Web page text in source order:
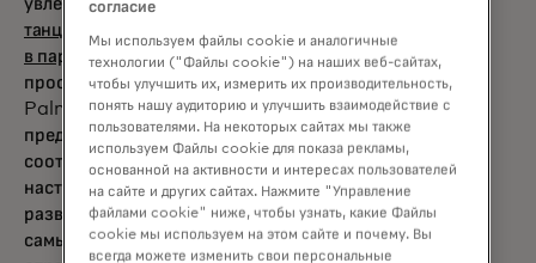
танцевальной кампании, запущенной брендом
в партнёрстве с Леди Гагой , или с живым
пространством на предстоящем Arnold
Palmer Invitational, Mastercard обязуется
предложить создателям бренда
соответствующие инструменты, ресурсы и
наставничество, чтобы помочь им создать и
развить свой бизнес. С сетью одних из
самых узнаваемых партнёров из разных
согласие
Мы используем файлы cookie и аналогичные
технологии ("Файлы cookie") на наших веб-сайтах,
чтобы улучшить их, измерить их производительность,
понять нашу аудиторию и улучшить взаимодействие с
пользователями. На некоторых сайтах мы также
используем Файлы cookie для показа рекламы,
основанной на активности и интересах пользователей
на сайте и других сайтах. Нажмите "Управление
файлами cookie" ниже, чтобы узнать, какие Файлы
cookie мы используем на этом сайте и почему. Вы
всегда можете изменить свои персональные